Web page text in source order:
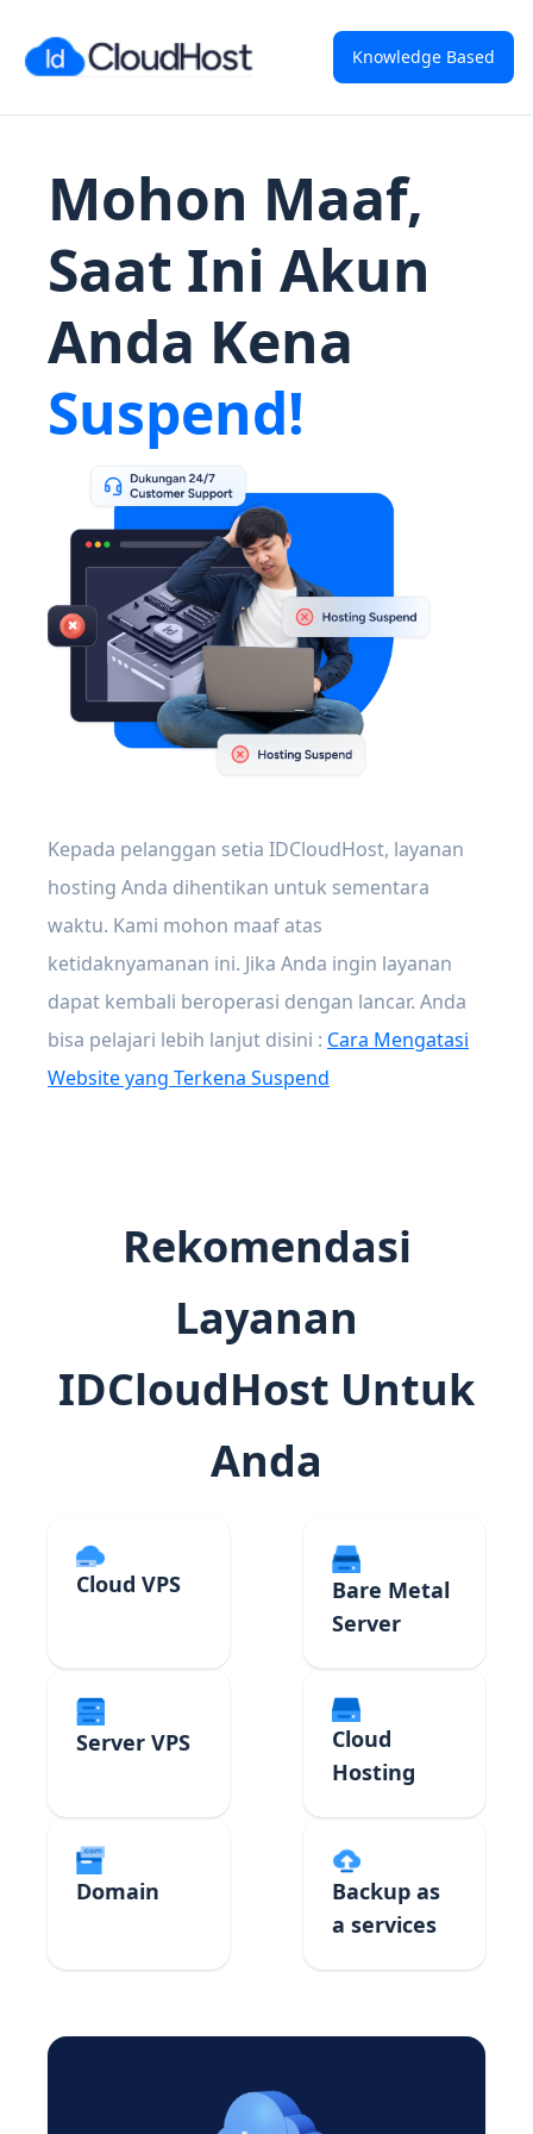
Knowledge Based
Mohon Maaf,
Saat Ini Akun
Anda Kena
Suspend!
Kepada pelanggan setia IDCloudHost, layanan
hosting Anda dihentikan untuk sementara
waktu. Kami mohon maaf atas
ketidaknyamanan ini. Jika Anda ingin layanan
dapat kembali beroperasi dengan lancar. Anda
bisa pelajari lebih lanjut disini : Cara Mengatasi
Website yang Terkena Suspend
Rekomendasi
Layanan
IDCloudHost Untuk
Anda
Cloud VPS
Bare Metal
Server
Server VPS
Cloud
Hosting
Domain
Backup as
a services